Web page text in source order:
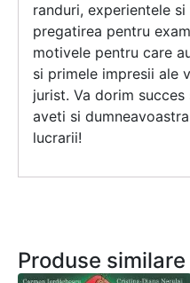
randuri, experientele
pregatirea pentru
motivele pentru care
si primele impresii ale
jurist. Va dorim
aveti si
lucrarii!
Produse similare